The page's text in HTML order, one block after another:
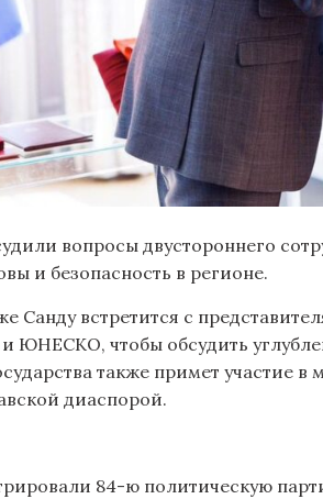
вопросы двустороннего
и безопасность в регионе.
Санду встретится с
и ЮНЕСКО, чтобы обсудить
также примет участие
диаспорой.
84-ю политическую